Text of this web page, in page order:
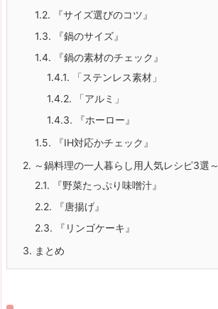
1.2. 『サイズ選びのコツ』
1.3. 『鍋のサイズ』
1.4. 『鍋の素材のチェック』
1.4.1. 「ステンレス素材」
1.4.2. 「アルミ」
1.4.3. 『ホーロー』
1.5. 『IH対応かチェック』
2. ～鍋料理の一人暮らし用人気レシピ3選～
2.1. 『野菜たっぷり味噌汁』
2.2. 『唐揚げ』
2.3. 『リンゴケーキ』
3. まとめ